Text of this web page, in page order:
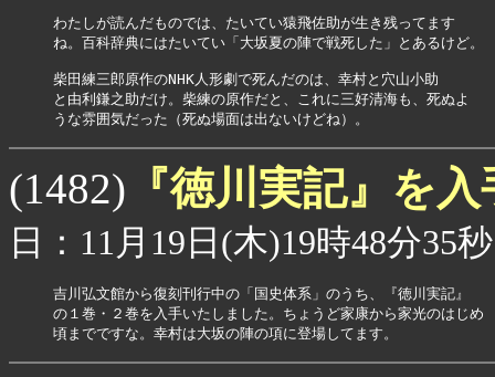
わたしが読んだものでは、たいてい猿飛佐助が生き残ってます
ね。百科辞典にはたいてい「大坂夏の陣で戦死した」とあるけど。
柴田練三郎原作のNHK人形劇で死んだのは、幸村と穴山小助
と由利鎌之助だけ。柴練の原作だと、これに三好清海も、死ぬよ
うな雰囲気だった（死ぬ場面は出ないけどね）。
(1482) 『徳川実記』を
日：11月19日(木)19時48分35秒
吉川弘文館から復刻刊行中の「国史体系」のうち、『徳川実記』
の１巻・２巻を入手いたしました。ちょうど家康から家光のはじめ
頃までですな。幸村は大坂の陣の項に登場してます。